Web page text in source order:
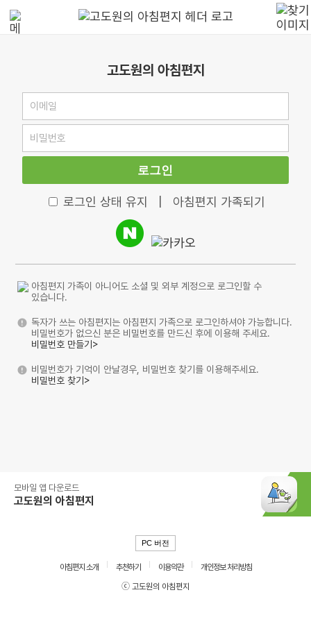
고도원의 아침편지
로그인
로그인 상태 유지 아침편지 가족되기
아침편지 가족이 아니어도 소셜 및 외부 계정으로 로그인할 수
있습니다.
독자가 쓰는 아침편지는 아침편지 가족으로 로그인하셔야 가능합니다.
비밀번호가 없으신 분은 비밀번호를 만드신 후에 이용해 주세요.
비밀번호 만들기>
비밀번호가 기억이 안날경우, 비밀번호 찾기를 이용해주세요.
비밀번호 찾기>
모바일 앱 다운로드
고도원의 아침편지
PC 버전
아침편지 소개 추천하기 이용약관
개인정보 처리방침
ⓒ 고도원의 아침편지